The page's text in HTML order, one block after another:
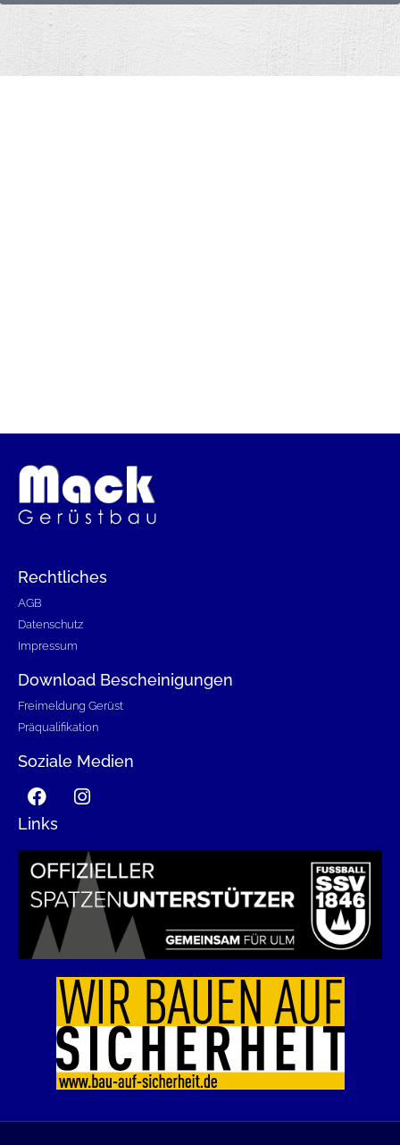
Rechtliches
AGB
Datenschutz
Impressum
Download Bescheinigungen
Freimeldung Gerüst
Präqualifikation
Soziale Medien
Links